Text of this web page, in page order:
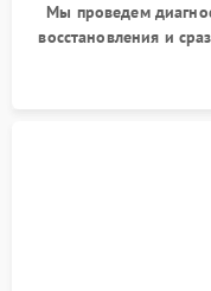
Мы проведем
восстановления и